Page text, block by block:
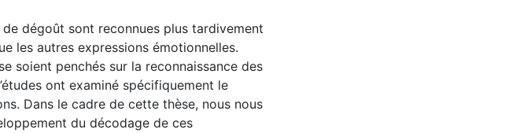
dégoût sont reconnues plus tardivement
les autres expressions émotionnelles.
soient penchés sur la reconnaissance des
ont examiné spécifiquement le
Dans le cadre de cette thèse, nous nous
du décodage de ces